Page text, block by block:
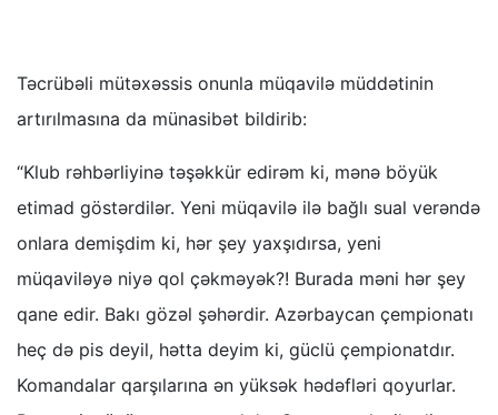
Təcrübəli mütəxəssis onunla müqavilə müddətinin
artırılmasına da münasibət bildirib:
“Klub rəhbərliyinə təşəkkür edirəm ki, mənə böyük
etimad göstərdilər. Yeni müqavilə ilə bağlı sual verəndə
onlara demişdim ki, hər şey yaxşıdırsa, yeni
müqaviləyə niyə qol çəkməyək?! Burada məni hər şey
qane edir. Bakı gözəl şəhərdir. Azərbaycan çempionatı
heç də pis deyil, hətta deyim ki, güclü çempionatdır.
Komandalar qarşılarına ən yüksək hədəfləri qoyurlar.